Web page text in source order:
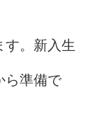
す。新入生
ら準備で